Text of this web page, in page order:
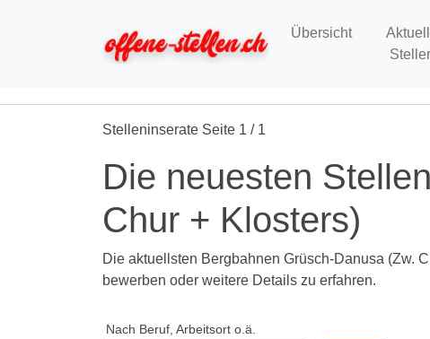
Übersicht
Stelleninserate Seite 1 / 1
Die neuesten
Chur + Klosters)
Die aktuellsten Bergbahnen Grüsch-Danusa (Zw.
bewerben oder weitere Details zu erfahren.
Nach Beruf, Arbeitsort o.ä.